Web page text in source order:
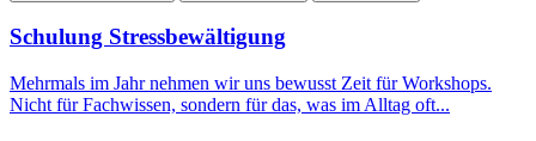
Schulung Stressbewältigung
Mehrmals im Jahr nehmen wir uns bewusst Zeit für Workshops.
Nicht für Fachwissen, sondern für das, was im Alltag oft...